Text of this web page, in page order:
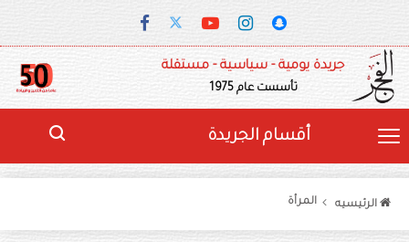
جريدة يومية - سياسية - مستقلة
تأسست عام 1975
أقسام الجريدة
الرئيسيه المرأة